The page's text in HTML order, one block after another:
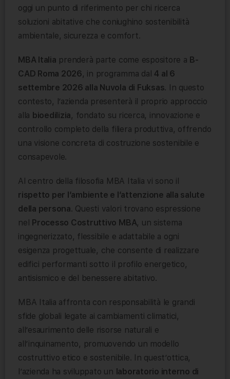
oggi un punto di riferimento per chi ricerca
soluzioni abitative che coniughino sostenibilità
ambientale, sicurezza e comfort.
MBA Italia prenderà parte come espositore a B-
CAD Roma 2026, in programma dal 4 al 6
settembre 2026 alla Nuvola di Fuksas. In questo
contesto, l’azienda presenterà il proprio approccio
alla bioedilizia, fondato su ricerca, innovazione e
controllo completo della filiera produttiva, offrendo
una visione concreta di costruzione sostenibile e
consapevole.
Al centro della filosofia MBA Italia vi sono il
rispetto per l’ambiente e l’attenzione alla salute
della persona. Questi valori trovano espressione
nel
Processo Costruttivo MBA, un sistema
ingegnerizzato, flessibile e adattabile a ogni
esigenza progettuale, che consente di realizzare
edifici performanti sotto il profilo energetico,
antisismico e del benessere abitativo.
MBA Italia affronta con responsabilità le grandi
sfide globali legate ai cambiamenti climatici,
all’esaurimento delle risorse naturali e
all’inquinamento, promuovendo un modello
costruttivo etico e sostenibile. In quest’ottica,
l’azienda ha sviluppato un laboratorio interno di